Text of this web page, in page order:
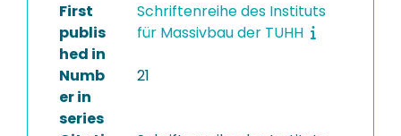
First
publis
hed in
Schriftenreihe des Instituts
für Massivbau der TUHH
Numb
er in
series
21